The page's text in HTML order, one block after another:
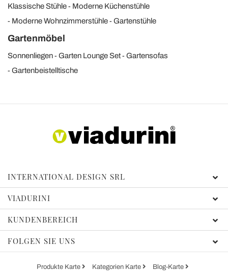
Klassische Stühle
Moderne Küchenstühle
Moderne Wohnzimmerstühle
Gartenstühle
Gartenmöbel
Sonnenliegen Garten Lounge Set
Gartensofas
Gartenbeistelltische
INTERNATIONAL DESIGN SRL
VIADURINI
KUNDENBEREICH
FOLGEN SIE UNS
Produkte Karte Kategorien Karte Blog-Karte